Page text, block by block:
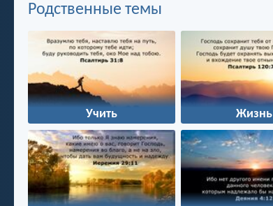
Родственные темы
Учить Жизнь